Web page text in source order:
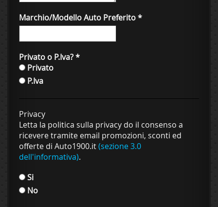
Marchio/Modello Auto Preferito*
Privato o P.Iva?*
Privato
P.Iva
Privacy
Letta la politica sulla privacy do il consenso a
ricevere tramite email promozioni, sconti ed
offerte di Auto1900.it(sezione 3.0
dell'informativa).
Si
No